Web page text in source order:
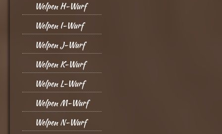
Welpen H-Wurf
Welpen I-Wurf
Welpen J-Wurf
Welpen K-Wurf
Welpen L-Wurf
Welpen M-Wurf
Welpen N-Wurf